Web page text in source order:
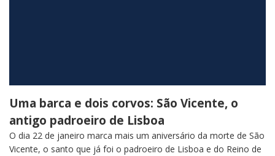
Uma barca e dois corvos: São Vicente, o
antigo padroeiro de Lisboa
O dia 22 de janeiro marca mais um aniversário da morte de São
Vicente, o santo que já foi o padroeiro de Lisboa e do Reino de